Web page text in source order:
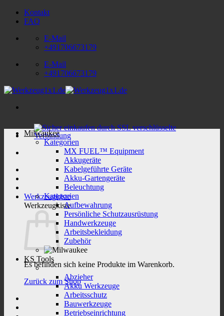
Zum
Inhalt
Kontakt
FAQ
E-Mail
+491706673179
E-Mail
+491706673179
Werkzeugkiste
Werkzeugkiste
Es befinden sich keine Produkte im Warenkorb.
Zurück zum Shop
Milwaukee
Kategorien
MX FUEL™ Equipment
Akkugeräte
Kabelgeführte Geräte
Akku-Gartengeräte
Beleuchtung
Kategorien
Aufbewahrung
Persönliche Schutzausrüstung
Handwerkzeuge
Arbeitsbekleidung
Zubehör
KS Tools
Abzieher
Akku Werkzeuge
Arbeitsschutz
Bauwerkzeuge
Betriebseinrichtung